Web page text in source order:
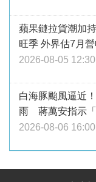
蘋果鏈拉貨潮加
旺季 外界估7月
2026-08-05 12:30
白海豚颱風逼近
雨 蔣萬安指示
2026-08-06 16:00